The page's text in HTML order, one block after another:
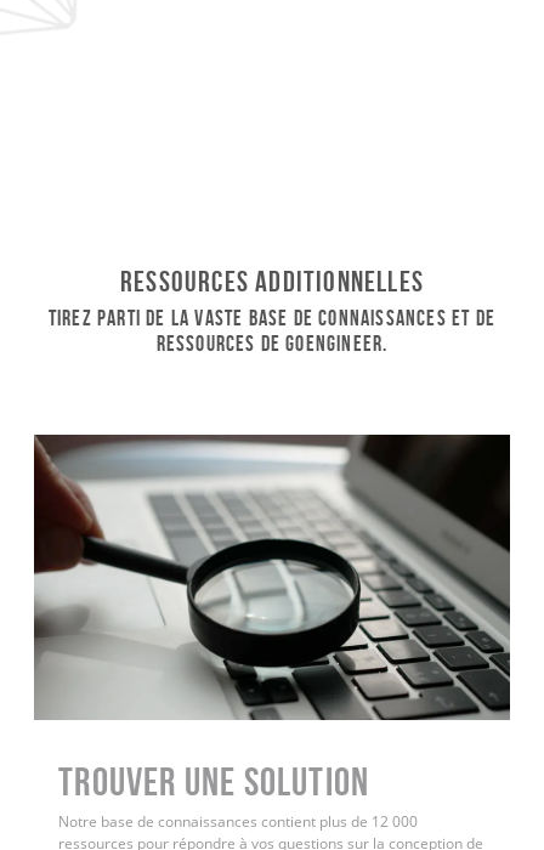
Ressources additionnelles
Tirez parti de la vaste base de connaissances et de
ressources de GoEngineer.
Trouver une solution
Notre base de connaissances contient plus de 12 000
ressources pour répondre à vos questions sur la conception de